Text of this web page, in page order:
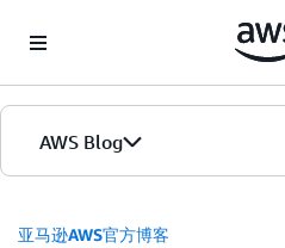
AWS Blog
首页
亚马逊AWS官方博客